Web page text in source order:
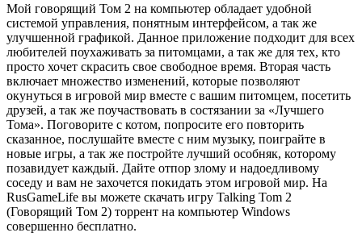
Мой говорящий Том 2 на компьютер обладает удобной
системой управления, понятным интерфейсом, а так же
улучшенной графикой. Данное приложение подходит для всех
любителей поухаживать за питомцами, а так же для тех, кто
просто хочет скрасить свое свободное время. Вторая часть
включает множество изменений, которые позволяют
окунуться в игровой мир вместе с вашим питомцем, посетить
друзей, а так же поучаствовать в состязании за «Лучшего
Тома». Поговорите с котом, попросите его повторить
сказанное, послушайте вместе с ним музыку, поиграйте в
новые игры, а так же постройте лучший особняк, которому
позавидует каждый. Дайте отпор злому и надоедливому
соседу и вам не захочется покидать этом игровой мир. На
RusGameLife вы можете скачать игру Talking Tom 2
(Говорящий Том 2) торрент на компьютер Windows
совершенно бесплатно.